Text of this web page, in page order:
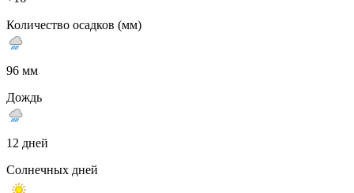
Количество осадков (мм)
96 мм
Дождь
12 дней
Солнечных дней